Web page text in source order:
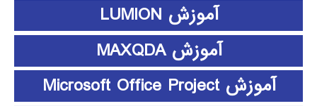
آموزش LUMION
آموزش MAXQDA
آموزش Microsoft Office Project